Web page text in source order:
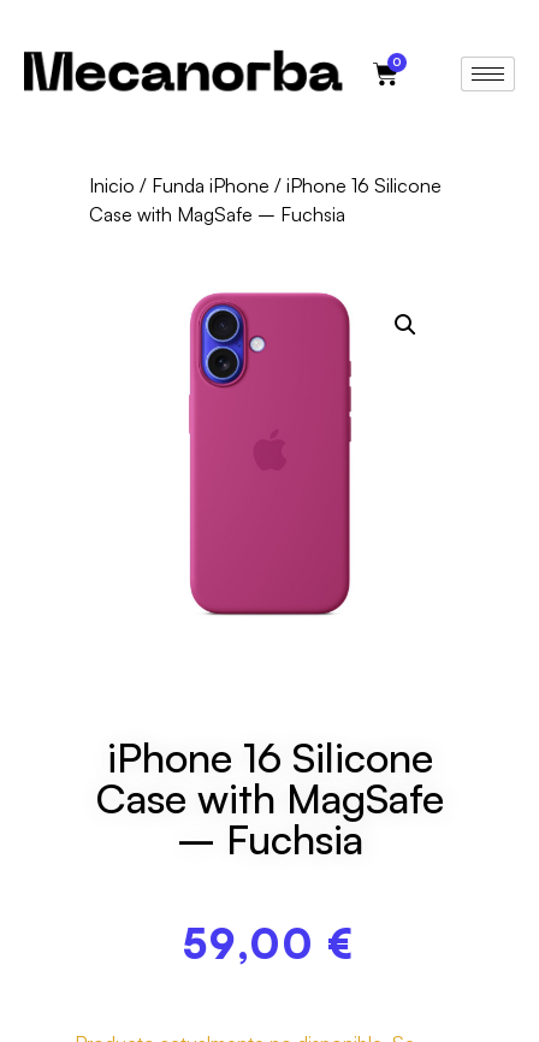
0
Inicio / Funda iPhone / iPhone 16 Silicone
Case with MagSafe – Fuchsia
iPhone 16 Silicone
Case with MagSafe
– Fuchsia
59,00 €